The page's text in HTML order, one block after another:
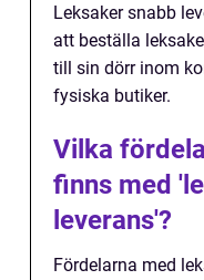
Leksaker snabb
att beställa
till sin dörr inom
fysiska butiker.
Vilka
finns med
leverans'?
Fördelarna med